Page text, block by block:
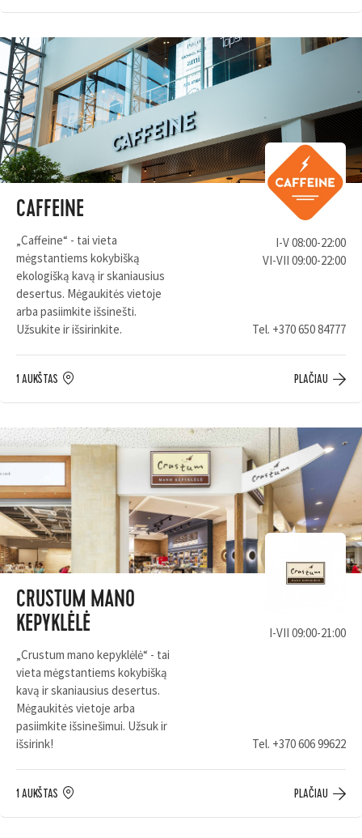
CAFFEINE
„Caffeine“ - tai vieta
mėgstantiems kokybišką
ekologišką kavą ir skaniausius
desertus. Mėgaukitės vietoje
arba pasiimkite išsinešti.
Užsukite ir išsirinkite.
I-V 08:00-22:00
VI-VII 09:00-22:00
Tel. +370 650 84777
1 AUKŠTAS PLAČIAU
CRUSTUM MANO
KEPYKLĖLĖ
„Crustum mano kepyklėlė“ - tai
vieta mėgstantiems kokybišką
kavą ir skaniausius desertus.
Mėgaukitės vietoje arba
pasiimkite išsinešimui. Užsuk ir
išsirink!
I-VII 09:00-21:00
Tel. +370 606 99622
1 AUKŠTAS PLAČIAU